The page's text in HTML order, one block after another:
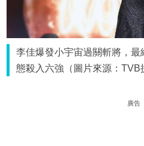
李佳爆發小宇宙過關斬將，
態殺入六強（圖片來源：TVB
廣告